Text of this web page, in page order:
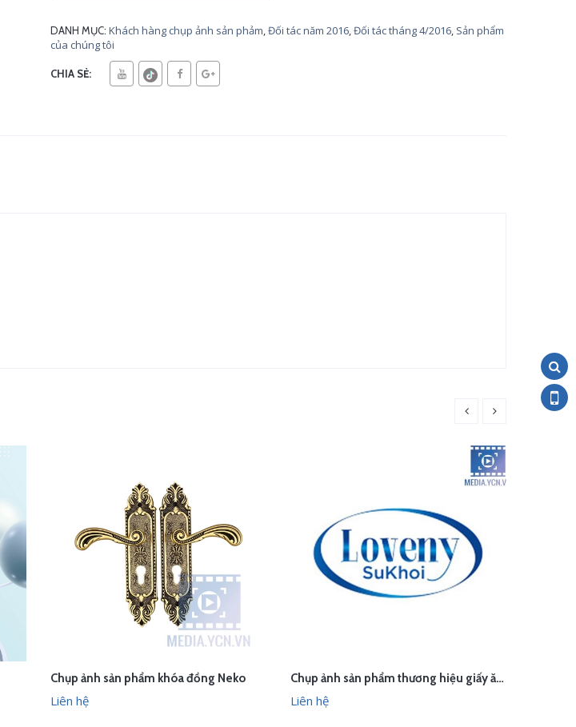
DANH MỤC: Khách hàng chụp ảnh sản phảm,Đối tác năm 2016,Đối tác tháng 4/2016, Sản phẩm
của chúng tôi
CHIA SẺ:
LIÊN HỆ XEM NHANH
Chụp ảnh sản phẩm khóa đồng Neko
Liên hệ
LIÊN HỆ XEM NHANH
Chụp ảnh sản phẩm thương hiệu giấy ăn SUKHOI Việt Nam
Liên hệ